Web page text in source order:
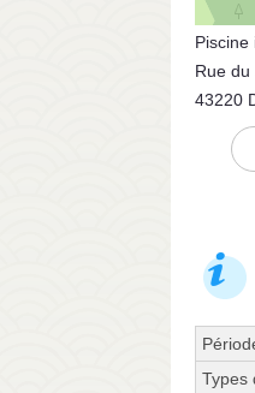
Piscine
Rue du
43220
Types